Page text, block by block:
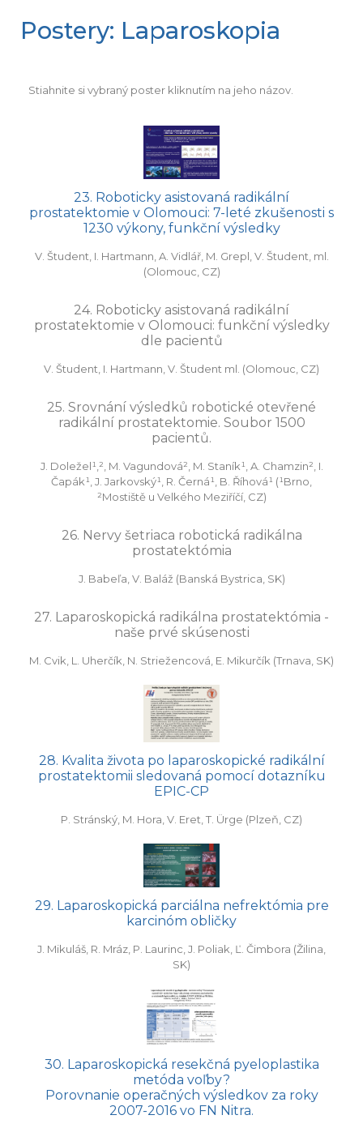
Postery: Laparoskopia
Stiahnite si vybraný poster kliknutím na jeho názov.
23. Roboticky asistovaná radikální
prostatektomie v Olomouci: 7-leté zkušenosti s
1230 výkony, funkční výsledky
V. Študent, I. Hartmann, A. Vidlář, M. Grepl, V. Študent, ml.
(Olomouc, CZ)
24. Roboticky asistovaná radikální
prostatektomie v Olomouci: funkční výsledky
dle pacientů
V. Študent, I. Hartmann, V. Študent ml. (Olomouc, CZ)
25. Srovnání výsledků robotické otevřené
radikální prostatektomie. Soubor 1500
pacientů.
J. Doležel¹,², M. Vagundová², M. Staník¹, A. Chamzin², I.
Čapák¹, J. Jarkovský¹, R. Černá¹, B. Říhová¹ (¹Brno,
²Mostiště u Velkého Meziříčí, CZ)
26. Nervy šetriaca robotická radikálna
prostatektómia
J. Babeľa, V. Baláž (Banská Bystrica, SK)
27. Laparoskopická radikálna prostatektómia -
naše prvé skúsenosti
M. Cvik, L. Uherčík, N. Striežencová, E. Mikurčík (Trnava, SK)
28. Kvalita života po laparoskopické radikální
prostatektomii sledovaná pomocí dotazníku
EPIC-CP
P. Stránský, M. Hora, V. Eret, T. Ürge (Plzeň, CZ)
29. Laparoskopická parciálna nefrektómia pre
karcinóm obličky
J. Mikuláš, R. Mráz, P. Laurinc, J. Poliak, Ľ. Čimbora (Žilina,
SK)
30. Laparoskopická resekčná pyeloplastika
metóda voľby?
Porovnanie operačných výsledkov za roky
2007-2016 vo FN Nitra.